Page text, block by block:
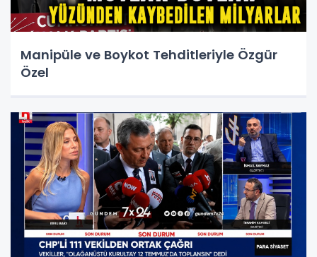
Manipüle ve Boykot Tehditleriyle Özgür
Özel